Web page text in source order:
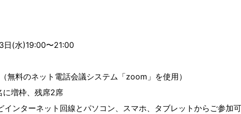
日(水)19:00〜21:00
無料のネット電話会議システム「zoom」を使用）
増枠、残席2席
ンターネット回線とパソコン、スマホ、タブレットからご参加可